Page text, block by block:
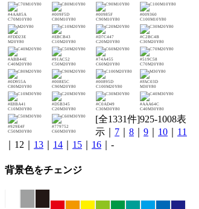
#4AA85A
C70M10Y80
#009F5D
C80M10Y80
#00985F
C90M10Y80
#009360
C100M10Y80
#FDD23E
M20Y80
#EBCB43
C10M20Y80
#D7C447
C20M20Y80
#C2BC4B
C30M20Y80
#ABB44E
C40M20Y80
#91AC52
C50M20Y80
#74A455
C60M20Y80
#519C58
C70M20Y80
#0D955A
C80M20Y80
#008E5C
C90M20Y80
#00895D
C100M20Y80
#FAC03D
M30Y80
#E8BA41
C10M30Y80
#D5B345
C20M30Y80
#C0AD49
C30M30Y80
#AAA64C
C40M30Y80
#929E4F
C50M30Y80
#779752
C60M30Y80
[全1331件]925-1008表
示｜ 7 8 9 10
11
｜12｜ 13 14 15 16 ｜-
背景色をチェンジ